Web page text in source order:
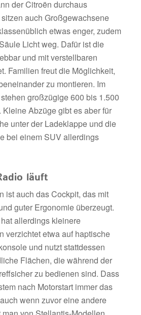
der Citroën durchaus
auch Großgewachsene
etwas enger, zudem
Licht weg. Dafür ist die
und mit verstellbaren
Familien freut die Möglichkeit,
zu montieren. Im
großzügige 600 bis 1.500
Kleine Abzüge gibt es aber für
unter der Ladeklappe und die
bei einem SUV allerdings
läuft
ist auch das Cockpit, das mit
guter Ergonomie überzeugt.
allerdings kleinere
verzichtet etwa auf haptische
und nutzt stattdessen
Flächen, die während der
zu bedienen sind. Dass
nach Motorstart immer das
wenn zuvor eine andere